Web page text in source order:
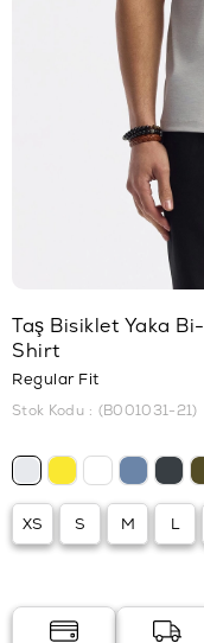
Taş Bisiklet Yaka
Shirt
Regular Fit
Stok Kodu (B001031-21)
XS S M L